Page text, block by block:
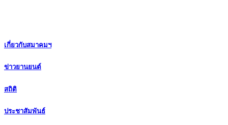
เกี่ยวกับสมาคมฯ
ข่าวยานยนต์
สถิติ
ประชาสัมพันธ์